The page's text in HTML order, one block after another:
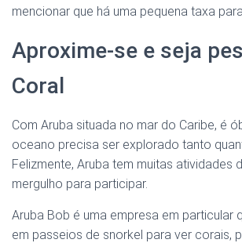
mencionar que há uma pequena taxa
Aproxime-se e seja
Coral
Com Aruba situada no mar do Caribe, é
oceano precisa ser explorado tanto
Felizmente, Aruba tem muitas atividades
mergulho para participar.
Aruba Bob é uma empresa em particular
em passeios de snorkel para ver corais,